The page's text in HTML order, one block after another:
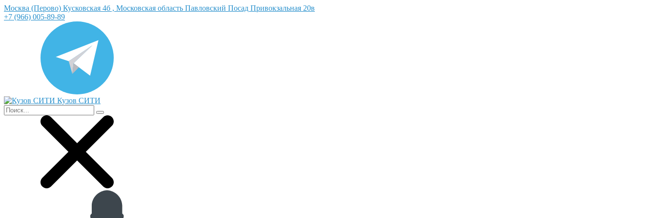
Москва (Перово) Кусковская 4б , Московская область Павловский Посад Привокзальная 20в
+7 (966) 005-89-89
Кузов СИТИ